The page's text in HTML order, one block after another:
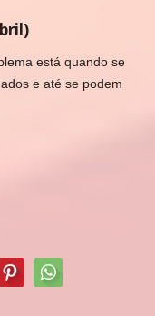
está quando se
e até se podem